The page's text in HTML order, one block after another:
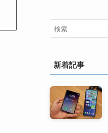
新着記事